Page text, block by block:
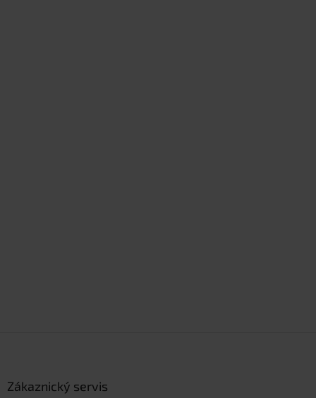
Zákaznický servis